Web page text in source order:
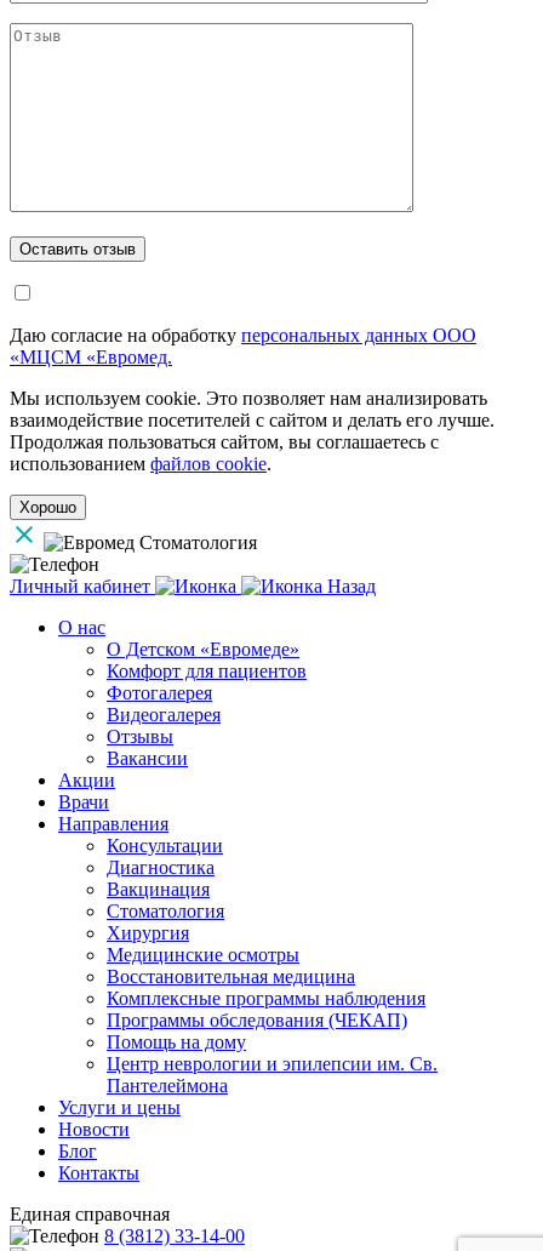
Даю согласие на обработку персональных данных ООО
«МЦСМ «Евромед.
Мы используем cookie. Это позволяет нам анализировать
взаимодействие посетителей с сайтом и делать его лучше.
Продолжая пользоваться сайтом, вы соглашаетесь с
использованием файлов cookie.
Хорошо
Личный кабинет
Назад
О нас
О Детском «Евромеде»
Комфорт для пациентов
Фотогалерея
Видеогалерея
Отзывы
Вакансии
Акции
Врачи
Направления
Консультации
Диагностика
Вакцинация
Стоматология
Хирургия
Медицинские осмотры
Восстановительная медицина
Комплексные программы наблюдения
Программы обследования (ЧЕКАП)
Помощь на дому
Центр неврологии и эпилепсии им. Св.
Пантелеймона
Услуги и цены
Новости
Блог
Контакты
Единая справочная
8 (3812) 33-14-00